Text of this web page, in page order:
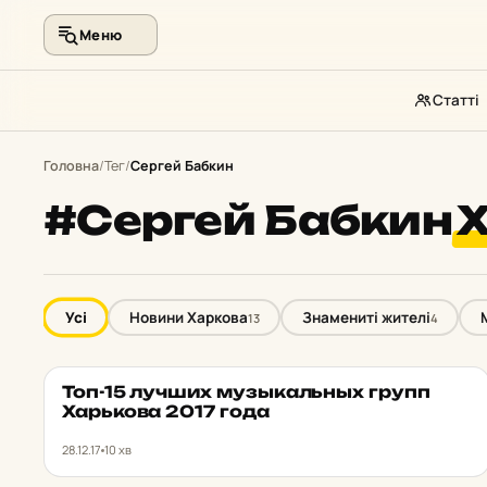
Меню
Статті
Головна/Тег/Сергей Бабкин
#Сергей Бабкин
Усі Новини Харкова13 Знамениті жителі4
ЗНАМЕНИТІ ЖИТЕЛІ ★ ОБРАНЕ
Топ-15 лучших муз­ыкальных групп
Харь­ко­ва 2017 года
28.12.17 10 хв